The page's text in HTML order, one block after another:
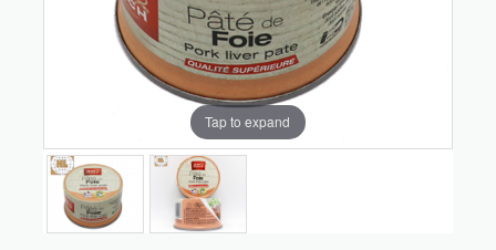
Tap to expand
Tap to expand